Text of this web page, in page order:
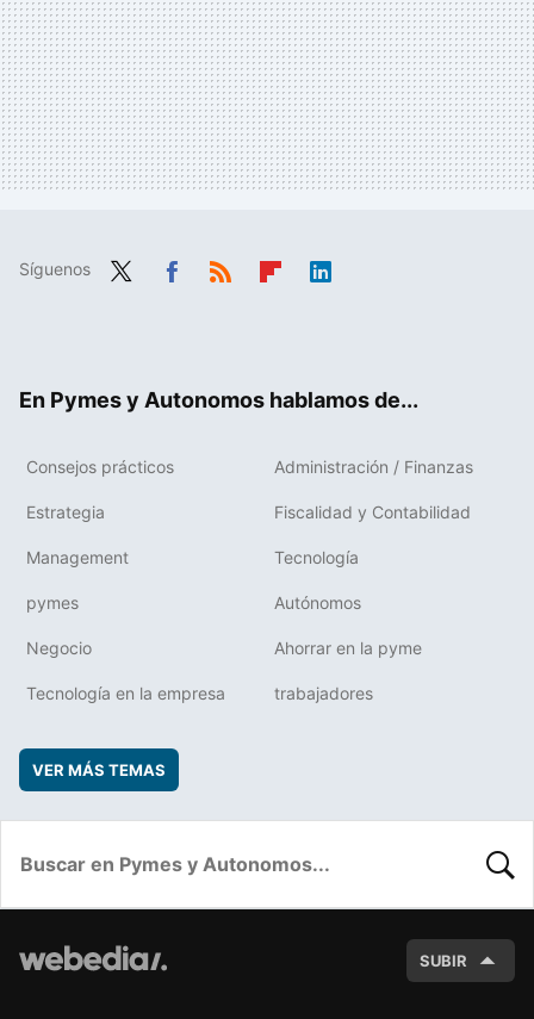
Síguenos
En Pymes y Autonomos hablamos de...
Consejos prácticos Administración / Finanzas
Estrategia Fiscalidad y Contabilidad
Management Tecnología
pymes Autónomos
Negocio Ahorrar en la pyme
Tecnología en la empresa trabajadores
VER MÁS TEMAS
SUBIR